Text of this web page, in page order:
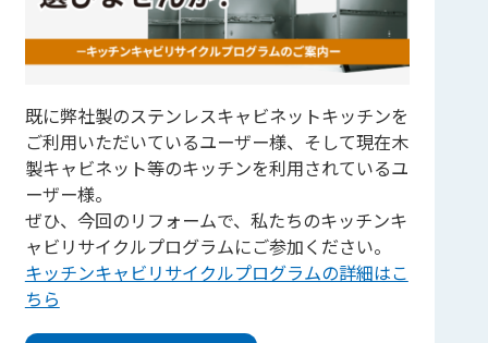
既に弊社製のステンレスキャビネットキッチンを
ご利用いただいているユーザー様、そして現在木
製キャビネット等のキッチンを利用されているユ
ーザー様。
ぜひ、今回のリフォームで、私たちのキッチンキ
ャビリサイクルプログラムにご参加ください。
キッチンキャビリサイクルプログラムの詳細はこ
ちら